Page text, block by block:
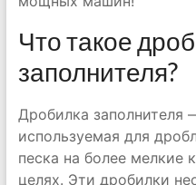
Что такое
заполнителя?
Дробилка заполнителя
используемая для
песка на более мелкие
целях. Эти дробилки